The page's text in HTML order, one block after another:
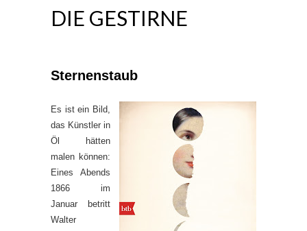
DIE GESTIRNE
Sternenstaub
Es ist ein Bild,
das Künstler in
Öl hätten
malen können:
Eines Abends
1866 im
Januar betritt
Walter